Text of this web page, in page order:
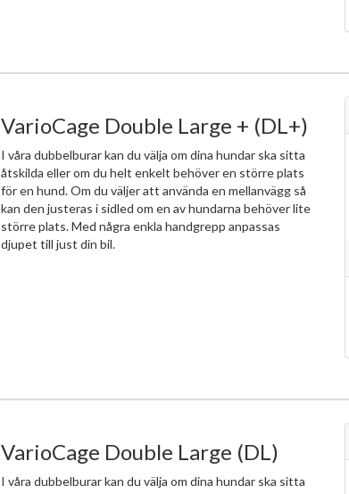
VarioCage Double Large + (DL+)
I våra dubbelburar kan du välja om dina hundar ska sitta
åtskilda eller om du helt enkelt behöver en större plats
för en hund. Om du väljer att använda en mellanvägg så
kan den justeras i sidled om en av hundarna behöver lite
större plats. Med några enkla handgrepp anpassas
djupet till just din bil.
VarioCage Double Large (DL)
I våra dubbelburar kan du välja om dina hundar ska sitta